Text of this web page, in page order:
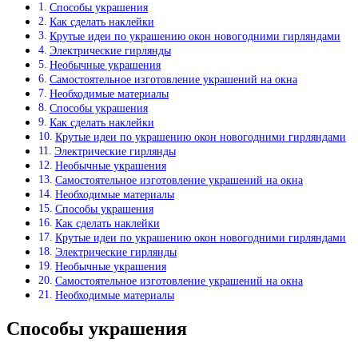
Способы украшения
Как сделать наклейки
Крутые идеи по украшению окон новогодними гирляндами
Электрические гирлянды
Необычные украшения
Самостоятельное изготовление украшений на окна
Необходимые материалы
Способы украшения
Как сделать наклейки
Крутые идеи по украшению окон новогодними гирляндами
Электрические гирлянды
Необычные украшения
Самостоятельное изготовление украшений на окна
Необходимые материалы
Способы украшения
Как сделать наклейки
Крутые идеи по украшению окон новогодними гирляндами
Электрические гирлянды
Необычные украшения
Самостоятельное изготовление украшений на окна
Необходимые материалы
Способы украшения